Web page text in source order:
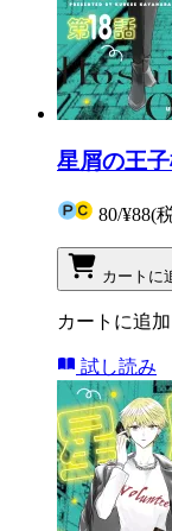
星屑の王
80/¥88(
カートに
カートに追
試し読み